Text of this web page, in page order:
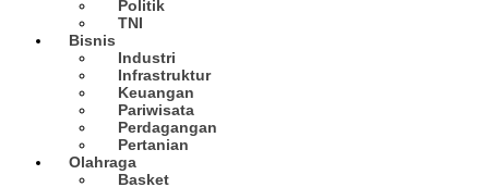
Politik
TNI
Bisnis
Industri
Infrastruktur
Keuangan
Pariwisata
Perdagangan
Pertanian
Olahraga
Basket